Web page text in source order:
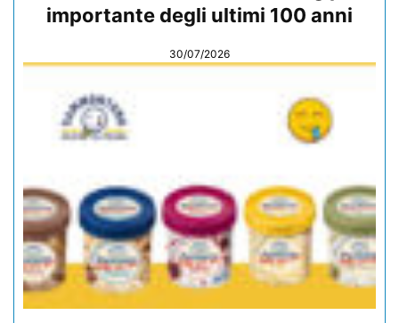
importante degli ultimi 100 anni
30/07/2026